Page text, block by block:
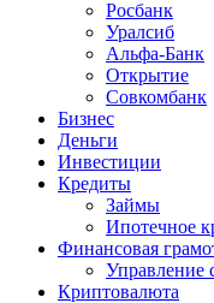
Росбанк
Уралсиб
Альфа-Банк
Открытие
Совкомбанк
Бизнес
Деньги
Инвестиции
Кредиты
Займы
Ипотечное
Финансовая
Управление
Криптовалюта